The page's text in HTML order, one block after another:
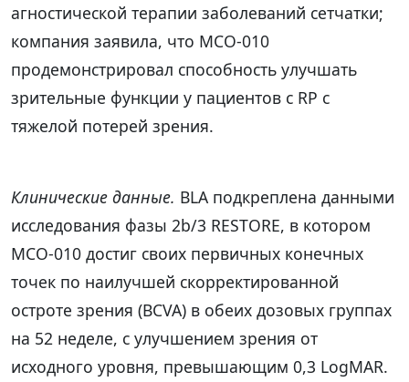
агностической терапии заболеваний сетчатки;
компания заявила, что MCO-010
продемонстрировал способность улучшать
зрительные функции у пациентов с RP с
тяжелой потерей зрения.
Клинические данные. BLA подкреплена данными
исследования фазы 2b/3 RESTORE, в котором
MCO-010 достиг своих первичных конечных
точек по наилучшей скорректированной
остроте зрения (BCVA) в обеих дозовых группах
на 52 неделе, с улучшением зрения от
исходного уровня, превышающим 0,3 LogMAR.